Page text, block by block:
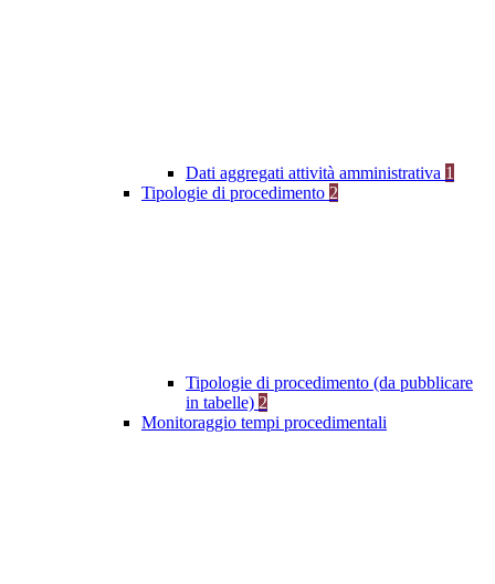
Dati aggregati attività amministrativa 1
Tipologie di procedimento 2
Tipologie di procedimento (da pubblicare
in tabelle) 2
Monitoraggio tempi procedimentali